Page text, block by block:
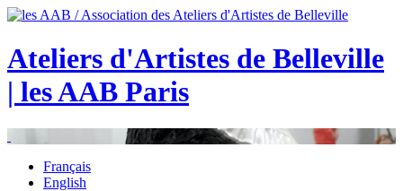
Ateliers d'Artistes de Belleville
| les AAB Paris
Français
English